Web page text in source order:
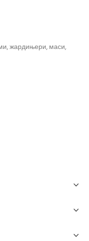
жардињери, маси,